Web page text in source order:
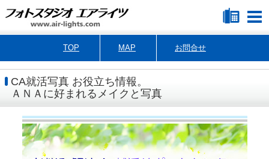
TOP MAP お問合せ
CA就活写真 お役立ち情報。
ＡＮＡに好まれるメイクと写真